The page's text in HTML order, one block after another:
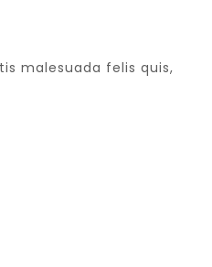
malesuada felis quis,